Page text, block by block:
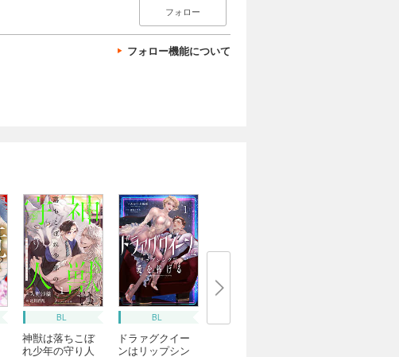
フォロー
フォロー機能について
BL
神獣は落ちこぼ
れ少年の守り人
BL
ドラァグクイー
ンはリップシン